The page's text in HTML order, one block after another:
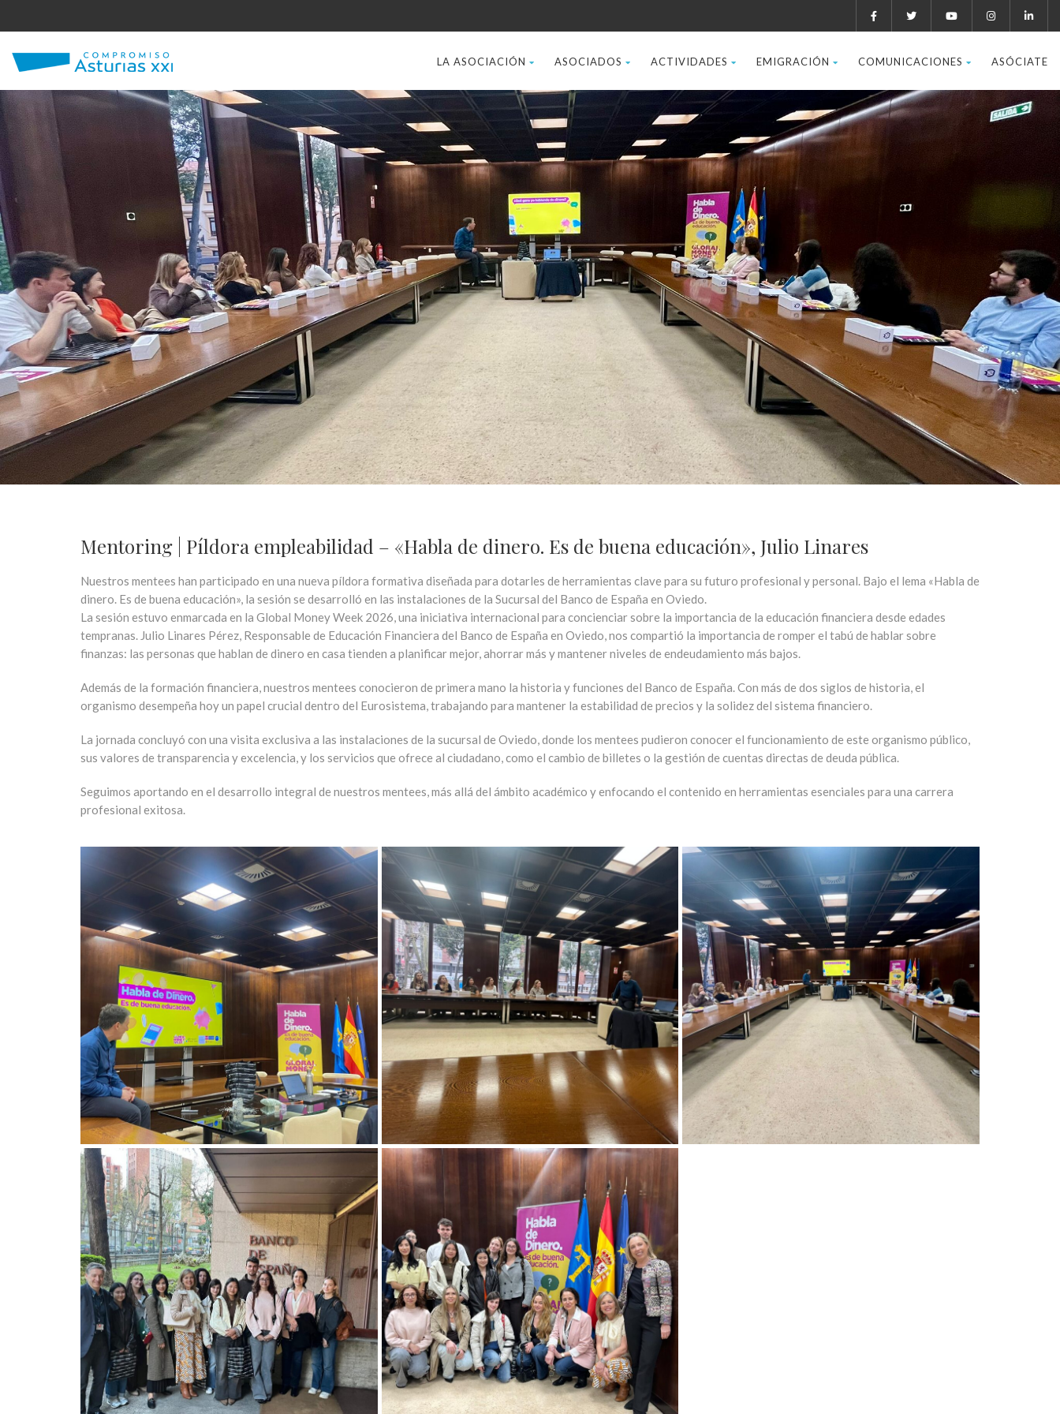
LA ASOCIACIÓN ASOCIADOS ACTIVIDADES EMIGRACIÓN COMUNICACIONES ASÓCIATE
Mentoring | Píldora empleabilidad – «Habla de dinero. Es de buena educación», Julio Linares
Nuestros mentees han participado en una nueva píldora formativa diseñada para dotarles de herramientas clave para su futuro profesional y personal. Bajo el lema «Habla de
dinero. Es de buena educación», la sesión se desarrolló en las instalaciones de la Sucursal del Banco de España en Oviedo.
La sesión estuvo enmarcada en la Global Money Week 2026, una iniciativa internacional para concienciar sobre la importancia de la educación financiera desde edades
tempranas. Julio Linares Pérez, Responsable de Educación Financiera del Banco de España en Oviedo, nos compartió la importancia de romper el tabú de hablar sobre
finanzas: las personas que hablan de dinero en casa tienden a planificar mejor, ahorrar más y mantener niveles de endeudamiento más bajos.
Además de la formación financiera, nuestros mentees conocieron de primera mano la historia y funciones del Banco de España.Con más de dos siglos de historia, el
organismo desempeña hoy un papel crucial dentro del Eurosistema, trabajando para mantener la estabilidad de precios y la solidez del sistema financiero.
La jornada concluyó con una visita exclusiva a las instalaciones de la sucursal de Oviedo, donde los mentees pudieron conocer el funcionamiento de este organismo público,
sus valores de transparencia y excelencia, y los servicios que ofrece al ciudadano, como el cambio de billetes o la gestión de cuentas directas de deuda pública.
Seguimos aportando en el desarrollo integral de nuestros mentees, más allá del ámbito académico y enfocando el contenido en herramientas esenciales para una carrera
profesional exitosa.